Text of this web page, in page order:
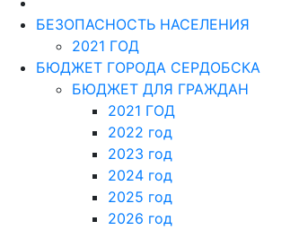
БЕЗОПАСНОСТЬ НАСЕЛЕНИЯ
2021 ГОД
БЮДЖЕТ ГОРОДА СЕРДОБСКА
БЮДЖЕТ ДЛЯ ГРАЖДАН
2021 ГОД
2022 год
2023 год
2024 год
2025 год
2026 год